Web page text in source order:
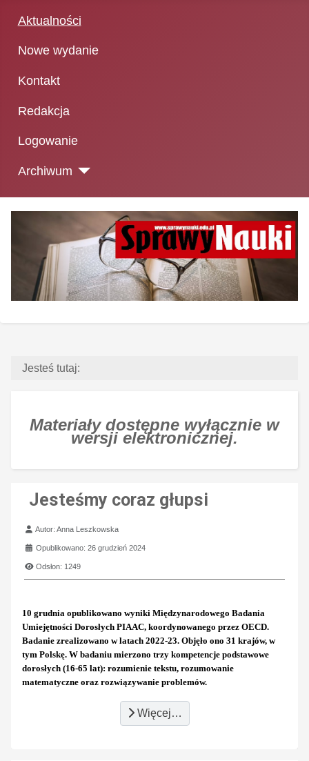
Aktualności
Nowe wydanie
Kontakt
Redakcja
Logowanie
Archiwum
Jesteś tutaj:
Materiały dostępne wyłącznie w
wersji elektronicznej.
Jesteśmy coraz głupsi
Szczegóły
Autor:Anna Leszkowska
Opublikowano: 26 grudzień 2024
Odsłon: 1249
10 grudnia opublikowano wyniki Międzynarodowego Badania
Umiejętności Dorosłych PIAAC, koordynowanego przez OECD.
Badanie zrealizowano w latach 2022-23. Objęło ono 31 krajów, w
tym Polskę. W badaniu mierzono trzy kompetencje podstawowe
dorosłych (16-65 lat): rozumienie tekstu, rozumowanie
matematyczne oraz rozwiązywanie problemów.
Więcej…